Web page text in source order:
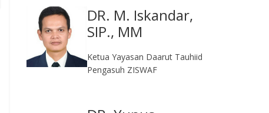
DR. M. Iskandar,
SIP., MM
Ketua Yayasan Daarut Tauhiid
Pengasuh ZISWAF